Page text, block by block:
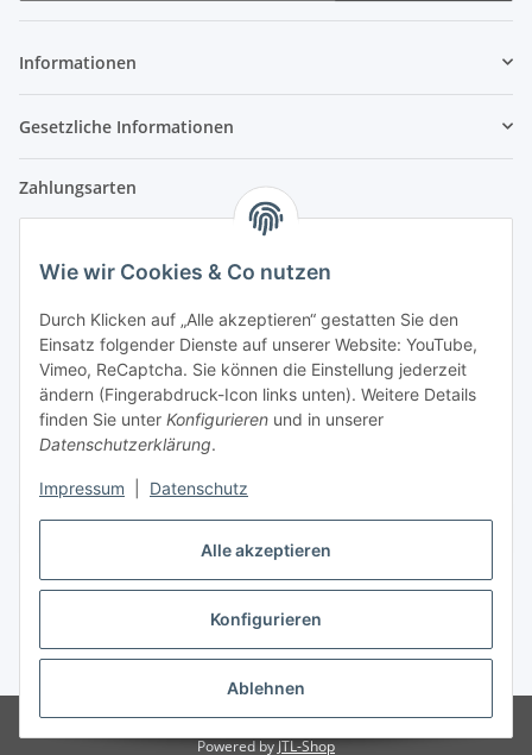
Alle akzeptieren
Konfigurieren
Ablehnen
Wie wir Cookies & Co nutzen
Durch Klicken auf „Alle akzeptieren“ gestatten Sie den
Einsatz folgender Dienste auf unserer Website: YouTube,
Vimeo, ReCaptcha. Sie können die Einstellung jederzeit
ändern (Fingerabdruck-Icon links unten). Weitere Details
finden Sie unter Konfigurieren und in unserer
Datenschutzerklärung.
Impressum Datenschutz
Informationen
Gesetzliche Informationen
Zahlungsarten
Versandpartner
Partner
Vertrag widerrufen
* Alle Preise inkl. gesetzlicher USt., zzgl.Versand
© 2024 monPARFUM | Inh. Cihan Virit
Powered byJTL-Shop